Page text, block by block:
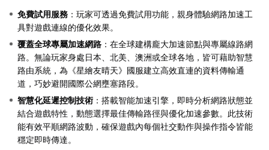
免費試用服務 ：玩家可透過免費試用功能，親身體驗網路加速工
具對遊戲連線的優化效果。
覆蓋全球專屬加速網路 ：在全球建構龐大加速節點與專屬線路網
路。無論玩家身處日本、北美、澳洲或全球各地，皆可藉助智慧
路由系統，為《星繪友晴天》國服建立高效直連的資料傳輸通
道，巧妙避開國際公網壅塞路段。
智慧化延遲控制技術 ：搭載智能加速引擎，即時分析網路狀態並
結合遊戲特性，動態選擇最佳傳輸路徑與優化加速參數。此技術
能有效平順網路波動，確保遊戲內每個社交動作與操作指令皆能
穩定即時傳達。